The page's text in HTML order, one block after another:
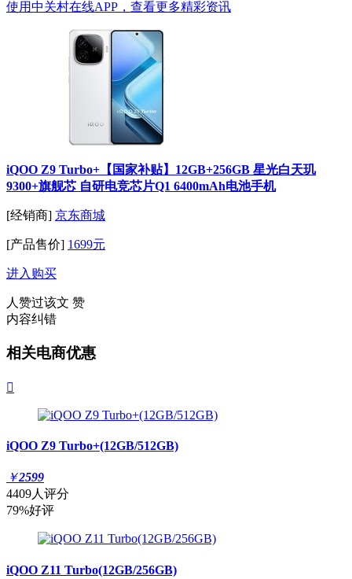
使用中关村在线APP，查看更多精彩资讯
iQOO Z9 Turbo+【国家补贴】12GB+256GB 星光白天玑
9300+旗舰芯 自研电竞芯片Q1 6400mAh电池手机
[经销商] 京东商城
[产品售价] 1699元
进入购买
人赞过该文 赞
内容纠错
相关电商优惠

iQOO Z9 Turbo+(12GB/512GB)
￥2599
4409人评分
79%好评
iQOO Z11 Turbo(12GB/256GB)